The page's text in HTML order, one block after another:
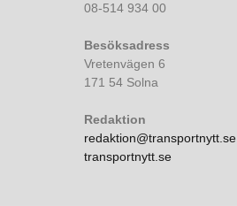
08-514 934 00
Besöksadress
Vretenvägen 6
171 54 Solna
Redaktion
redaktion@transportnytt.se
transportnytt.se